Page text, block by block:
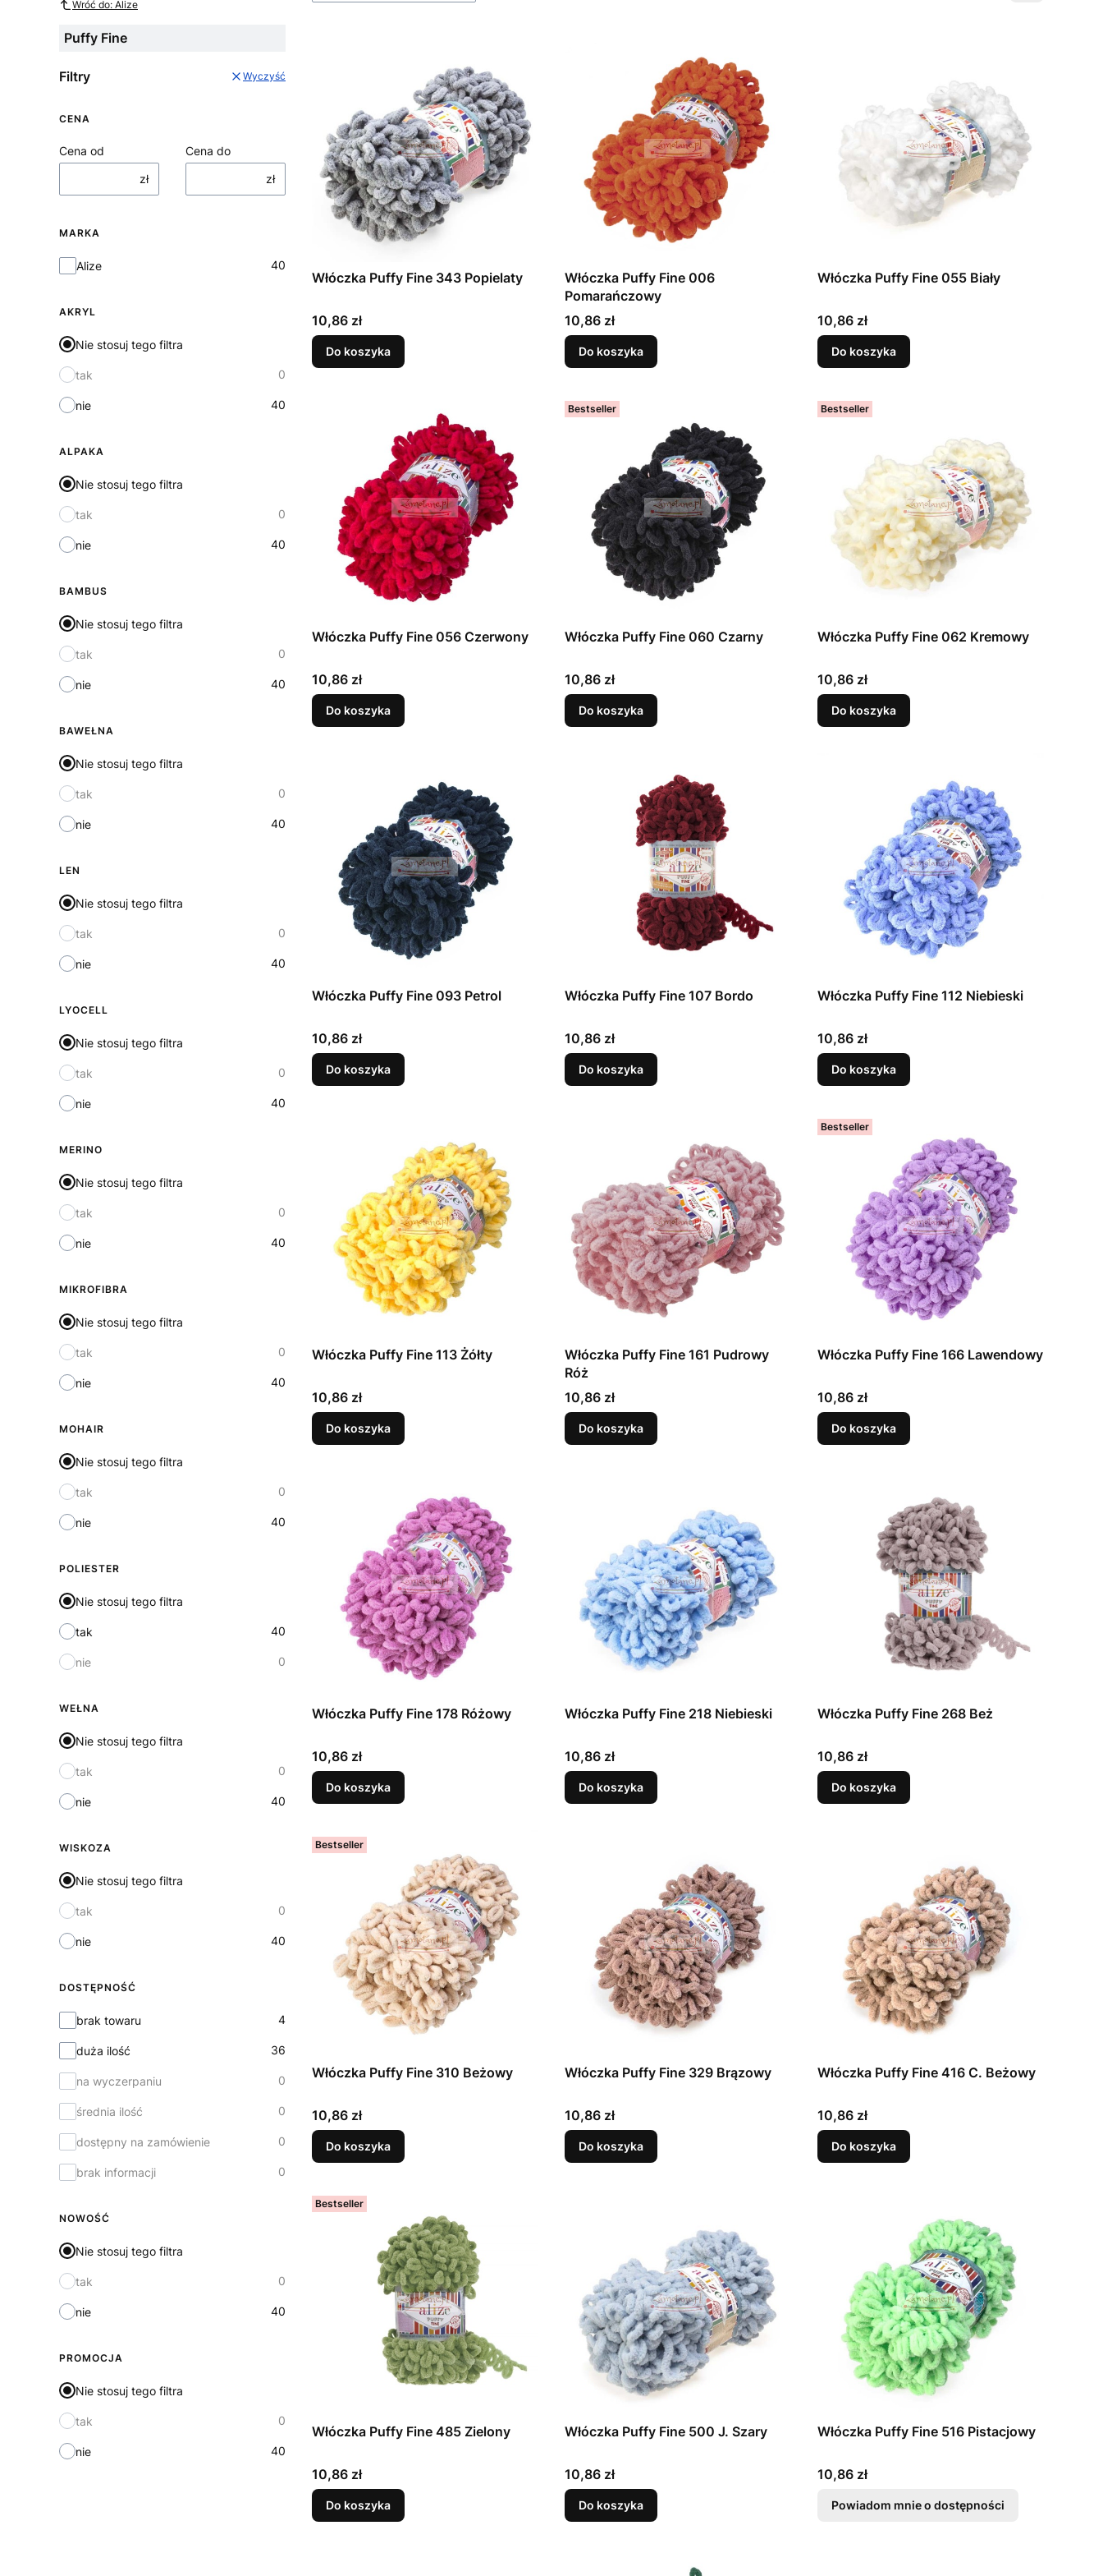
Wróć do: Alize
Puffy Fine
Filtry Wyczyść
CENA
Cena od
zł
Cena do
zł
MARKA
Marka
Alize 40
AKRYL
Nie stosuj tego filtra
tak 0
nie 40
ALPAKA
Nie stosuj tego filtra
tak 0
nie 40
BAMBUS
Nie stosuj tego filtra
tak 0
nie 40
BAWEŁNA
Nie stosuj tego filtra
tak 0
nie 40
LEN
Nie stosuj tego filtra
tak 0
nie 40
LYOCELL
Nie stosuj tego filtra
tak 0
nie 40
MERINO
Nie stosuj tego filtra
tak 0
nie 40
MIKROFIBRA
Nie stosuj tego filtra
tak 0
nie 40
MOHAIR
Nie stosuj tego filtra
tak 0
nie 40
POLIESTER
Nie stosuj tego filtra
tak 40
nie 0
WEŁNA
Nie stosuj tego filtra
tak 0
nie 40
WISKOZA
Nie stosuj tego filtra
tak 0
nie 40
DOSTĘPNOŚĆ
Dostępność
brak towaru 4
duża ilość 36
na wyczerpaniu 0
średnia ilość 0
dostępny na zamówienie 0
brak informacji 0
NOWOŚĆ
Nie stosuj tego filtra
tak 0
nie 40
PROMOCJA
Nie stosuj tego filtra
tak 0
nie 40
Włóczka Puffy Fine 343 Popielaty
Cena
10,86 zł
Do koszyka
Włóczka Puffy Fine 006
Pomarańczowy
Cena
10,86 zł
Do koszyka
Włóczka Puffy Fine 055 Biały
Cena
10,86 zł
Do koszyka
Włóczka Puffy Fine 056 Czerwony
Cena
10,86 zł
Do koszyka
Bestseller
Włóczka Puffy Fine 060 Czarny
Cena
10,86 zł
Do koszyka
Bestseller
Włóczka Puffy Fine 062 Kremowy
Cena
10,86 zł
Do koszyka
Włóczka Puffy Fine 093 Petrol
Cena
10,86 zł
Do koszyka
Włóczka Puffy Fine 107 Bordo
Cena
10,86 zł
Do koszyka
Włóczka Puffy Fine 112 Niebieski
Cena
10,86 zł
Do koszyka
Włóczka Puffy Fine 113 Żółty
Cena
10,86 zł
Do koszyka
Włóczka Puffy Fine 161 Pudrowy
Róż
Cena
10,86 zł
Do koszyka
Bestseller
Włóczka Puffy Fine 166 Lawendowy
Cena
10,86 zł
Do koszyka
Włóczka Puffy Fine 178 Różowy
Cena
10,86 zł
Do koszyka
Włóczka Puffy Fine 218 Niebieski
Cena
10,86 zł
Do koszyka
Włóczka Puffy Fine 268 Beż
Cena
10,86 zł
Do koszyka
Bestseller
Włóczka Puffy Fine 310 Beżowy
Cena
10,86 zł
Do koszyka
Włóczka Puffy Fine 329 Brązowy
Cena
10,86 zł
Do koszyka
Włóczka Puffy Fine 416 C. Beżowy
Cena
10,86 zł
Do koszyka
Bestseller
Włóczka Puffy Fine 485 Zielony
Cena
10,86 zł
Do koszyka
Włóczka Puffy Fine 500 J. Szary
Cena
10,86 zł
Do koszyka
Włóczka Puffy Fine 516 Pistacjowy
Cena
10,86 zł
Powiadom mnie o dostępności